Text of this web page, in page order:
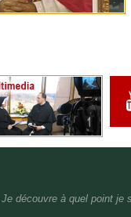
découvre à quel point je